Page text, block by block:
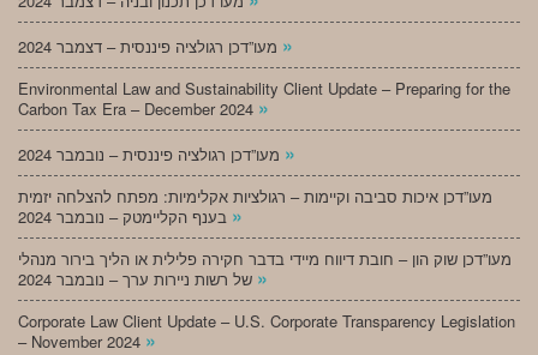
»
Environmental Law and Sustainability Client Update – Preparing for the
Carbon Tax Era – December 2024 »
»
מעו”דכן איכות סביבה וקיימות – רגולציות אקלימיות: מפתח להצלחה יזמית
»
מעו”דכן שוק הון – חובת דיווח מיידי בדבר חקירה פלילית או הליך בירור מנהלי
»
Corporate Law Client Update – U.S. Corporate Transparency Legislation
– November 2024 »